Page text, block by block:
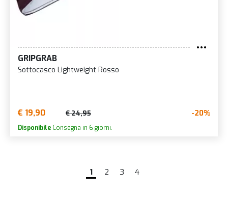
GRIPGRAB
Sottocasco Lightweight Rosso
€ 19,90 € 24,95 -20%
Disponibile Consegna in 6 giorni.
1 2 3 4